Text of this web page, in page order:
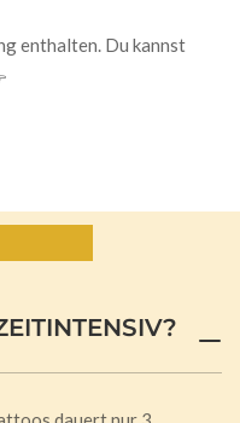
enthalten. Du kannst